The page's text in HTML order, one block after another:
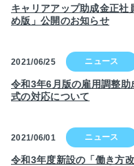
キャリアアップ助成金正社
め版」公開のお知らせ
2021/06/25
令和3年6月版の雇用調整
式の対応について
2021/06/01
令和3年度新設の「働き方